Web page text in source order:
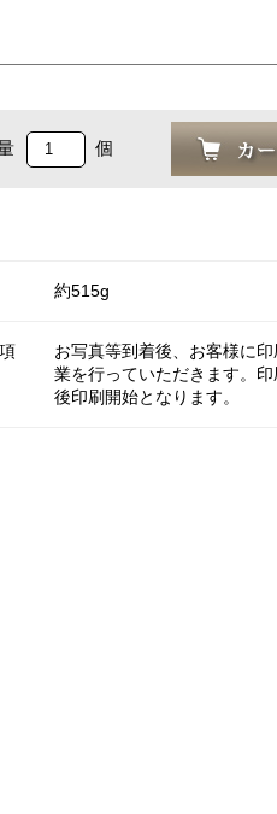
個
約515g
お写真等到着後、お客様に
業を行っていただきます。
後印刷開始となります。